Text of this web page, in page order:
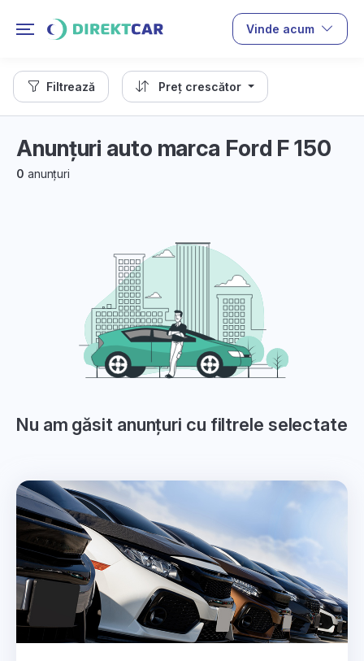
Vinde acum
Filtrează Preț crescător
Anunțuri auto marca Ford F 150
0 anunțuri
Nu am găsit anunțuri cu filtrele selectate